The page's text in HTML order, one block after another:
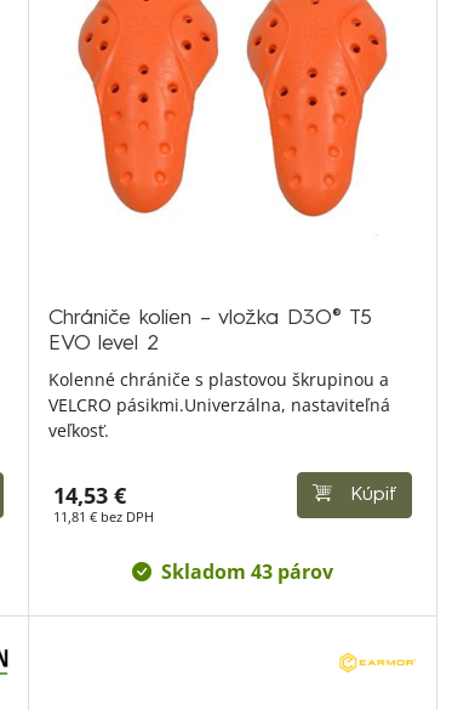
Chrániče kolien – vložka D3O® T5
EVO level 2
Kolenné chrániče s plastovou škrupinou a
VELCRO pásikmi.Univerzálna, nastaviteľná
veľkosť.
14,53 €
11,81 € bez DPH
Kúpiť
Skladom 43 párov